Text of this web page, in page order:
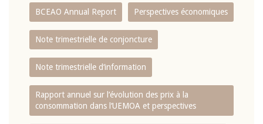
BCEAO Annual Report Perspectives économiques
Note trimestrielle de conjoncture
Note trimestrielle d‘information
Rapport annuel sur l‘évolution des prix à la
consommation dans l‘UEMOA et perspectives